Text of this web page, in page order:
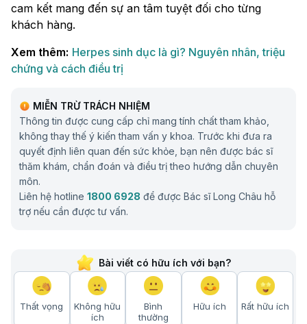
cam kết mang đến sự an tâm tuyệt đối cho từng
khách hàng.
Xem thêm: Herpes sinh dục là gì? Nguyên nhân, triệu
chứng và cách điều trị
MIỄN TRỪ TRÁCH NHIỆM
Thông tin được cung cấp chỉ mang tính chất tham khảo,
không thay thế ý kiến tham vấn y khoa. Trước khi đưa ra
quyết định liên quan đến sức khỏe, bạn nên được bác sĩ
thăm khám, chẩn đoán và điều trị theo hướng dẫn chuyên
môn.
Liên hệ hotline 1800 6928 để được Bác sĩ Long Châu hỗ
trợ nếu cần được tư vấn.
Bài viết có hữu ích với bạn?
Thất vọng
Không hữu
ích
Bình
thường
Hữu ích Rất hữu ích